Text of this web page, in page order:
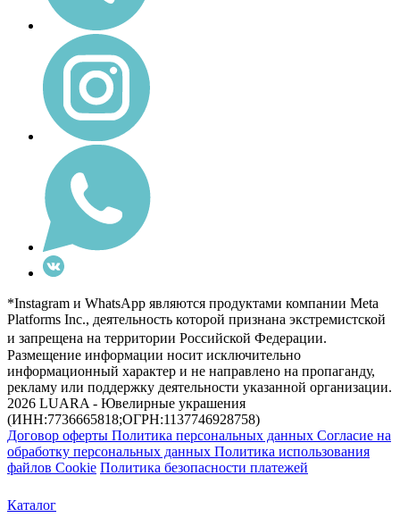
*Instagram и WhatsApp являются продуктами компании Meta
Platforms Inc., деятельность которой признана экстремистской
и запрещена на территории Российской Федерации.
Размещение информации носит исключительно
информационный характер и не направлено на пропаганду,
рекламу или поддержку деятельности указанной организации.
2026 LUARA - Ювелирные украшения
(ИНН:7736665818;ОГРН:1137746928758)
Договор оферты Политика персональных данных Согласие на
обработку персональных данных Политика использования
файлов Cookie Политика безопасности платежей
Каталог